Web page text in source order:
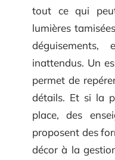
tout ce qui
lumières
déguisements,
inattendus. Un
permet de
détails. Et si la
place, des
proposent des
décor à la